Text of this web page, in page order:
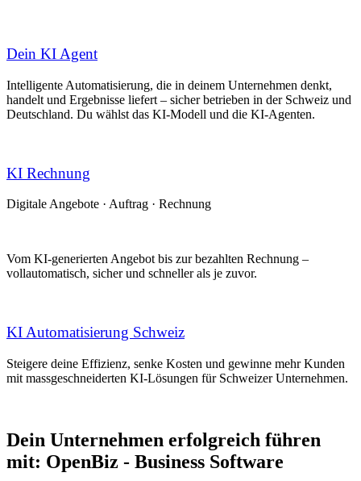
Dein KI Agent
Intelligente Automatisierung, die in deinem Unternehmen denkt,
handelt und Ergebnisse liefert – sicher betrieben in der Schweiz und
Deutschland. Du wählst das KI-Modell und die KI-Agenten.
KI Rech​nung
Digitale Angebote · Auftrag · Rechnung
Vom KI-generierten Angebot bis zur bezahlten Rechnung –
vollautomatisch, sicher und schneller als je zuvor.
KI Automatisierung Schweiz
Steigere deine Effizienz, senke Kosten und gewinne mehr Kunden
mit massgeschneiderten KI-Lösungen für Schweizer Unternehmen.
Dein Unternehmen erfolgreich führen
mit: OpenBiz - Business Software